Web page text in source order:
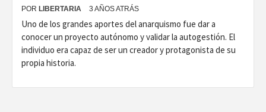
POR LIBERTARIA 3 AÑOS ATRÁS
Uno de los grandes aportes del anarquismo fue dar a
conocer un proyecto autónomo y validar la autogestión. El
individuo era capaz de ser un creador y protagonista de su
propia historia.